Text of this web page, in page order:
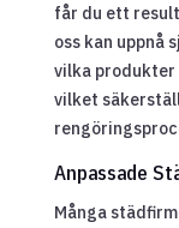
får du ett
oss kan uppnå
vilka produkter
vilket
Anpassade
Många